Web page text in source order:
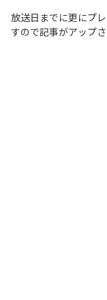
放送日までに更にプ
すので記事がアップ